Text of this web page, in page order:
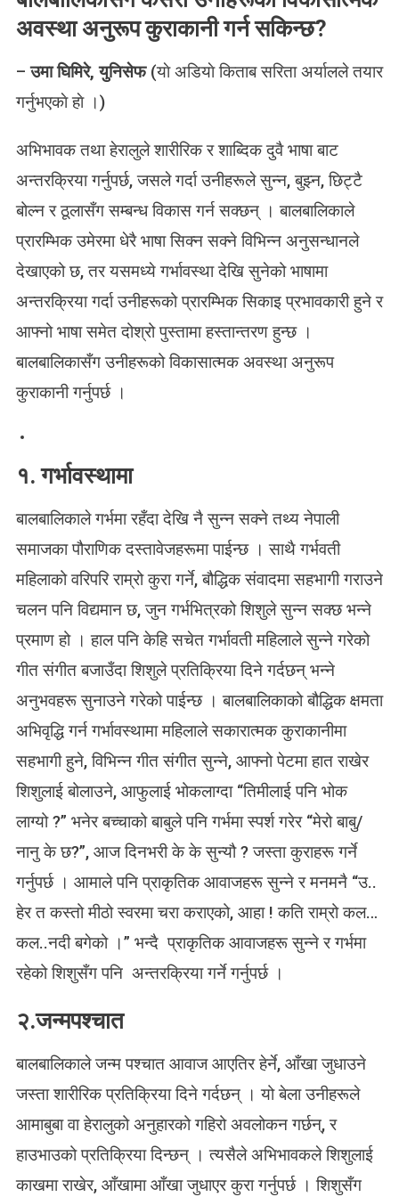
अवस्था अनुरूप कुराकानी गर्न सकिन्छ?
–उमा घिमिरे, युनिसेफ(याे अडियाे किताब सरिता अर्यालले तयार
गर्नुभएकाे हाे ।)
अभिभावक तथा हेरालुले शारीरिक र शाब्दिक दुवै भाषा बाट
अन्तरक्रिया गर्नुपर्छ, जसले गर्दा उनीहरूले सुन्न, बुझ्न, छिट्टै
बोल्न र ठूलासँग सम्बन्ध विकास गर्न सक्छन् । बालबालिकाले
प्रारम्भिक उमेरमा धेरै भाषा सिक्न सक्ने विभिन्न अनुसन्धानले
देखाएको छ, तर यसमध्ये गर्भावस्था देखि सुनेको भाषामा
अन्तरक्रिया गर्दा उनीहरूको प्रारम्भिक सिकाइ प्रभावकारी हुने र
आफ्नो भाषा समेत दोश्रो पुस्तामा हस्तान्तरण हुन्छ ।
बालबालिकासँग उनीहरूको विकासात्मक अवस्था अनुरूप
कुराकानी गर्नुपर्छ ।
१. गर्भावस्थामा
बालबालिकाले गर्भमा रहँदा देखि नै सुन्न सक्ने तथ्य नेपाली
समाजका पौराणिक दस्तावेजहरूमा पाईन्छ । साथै गर्भवती
महिलाको वरिपरि राम्रो कुरा गर्ने, बौद्धिक संवादमा सहभागी गराउने
चलन पनि विद्यमान छ, जुन गर्भभित्रको शिशुले सुन्न सक्छ भन्ने
प्रमाण हो । हाल पनि केहि सचेत गर्भावती महिलाले सुन्ने गरेको
गीत संगीत बजाउँदा शिशुले प्रतिक्रिया दिने गर्दछन् भन्ने
अनुभवहरू सुनाउने गरेको पाईन्छ । बालबालिकाको बौद्धिक क्षमता
अभिवृद्धि गर्न गर्भावस्थामा महिलाले सकारात्मक कुराकानीमा
सहभागी हुने, विभिन्न गीत संगीत सुन्ने, आफ्नो पेटमा हात राखेर
शिशुलाई बोलाउने, आफुलाई भोकलाग्दा “तिमीलाई पनि भोक
लाग्यो ?” भनेर बच्चाको बाबुले पनि गर्भमा स्पर्श गरेर “मेरो बाबु/
नानु के छ?”, आज दिनभरी के के सुन्यौ ? जस्ता कुराहरू गर्ने
गर्नुपर्छ । आमाले पनि प्राकृतिक आवाजहरू सुन्ने र मनमनै “उ..
हेर त कस्तो मीठो स्वरमा चरा कराएको, आहा ! कति राम्रो कल…
कल..नदी बगेको ।” भन्दै प्राकृतिक आवाजहरू सुन्ने र गर्भमा
रहेको शिशुसँग पनि अन्तरक्रिया गर्ने गर्नुपर्छ ।
२.जन्मपश्चात
बालबालिकाले जन्म पश्चात आवाज आएतिर हेर्ने, आँखा जुधाउने
जस्ता शारीरिक प्रतिक्रिया दिने गर्दछन् । यो बेला उनीहरूले
आमाबुबा वा हेरालुको अनुहारको गहिरो अवलोकन गर्छन्, र
हाउभाउको प्रतिक्रिया दिन्छन् । त्यसैले अभिभावकले शिशुलाई
काखमा राखेर, आँखामा आँखा जुधाएर कुरा गर्नुपर्छ । शिशुसँग